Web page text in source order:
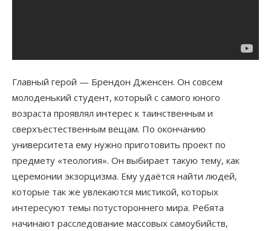
Главный герой — Брендон Дженсен. Он совсем
молоденький студент, который с самого юного
возраста проявлял интерес к таинственным и
сверхъестественным вещам. По окончанию
университета ему нужно приготовить проект по
предмету «теология». Он выбирает такую тему, как
церемонии экзорцизма. Ему удаётся найти людей,
которые так же увлекаются мистикой, которых
интересуют темы потустороннего мира. Ребята
начинают расследование массовых самоубийств,